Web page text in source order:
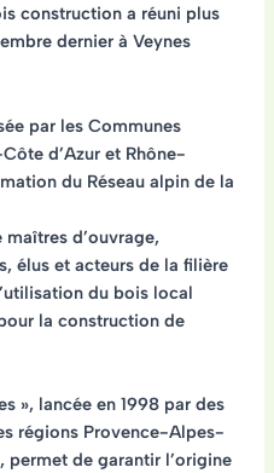
construction a réuni plus
dernier à Veynes
par les Communes
d’Azur et Rhône-
du Réseau alpin de la
d’ouvrage,
élus et acteurs de la filière
du bois local
la construction de
», lancée en 1998 par des
régions Provence-Alpes-
permet de garantir l’origine